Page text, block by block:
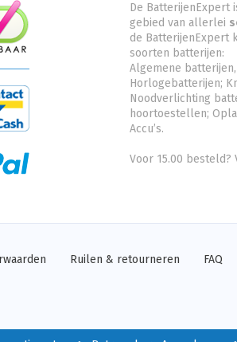
De BatterijenExpert
gebied van allerlei
de BatterijenExpert
soorten batterijen:
Algemene
Horlogebatterijen;
Noodverlichting
hoortoestellen;
Accu’s.
Voor 15.00 besteld?
Ruilen & retourneren FAQ